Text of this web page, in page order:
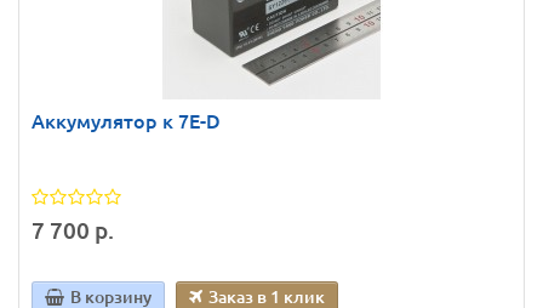
Аккумулятор к 7E-D
7 700 р.
В корзину Заказ в 1 клик